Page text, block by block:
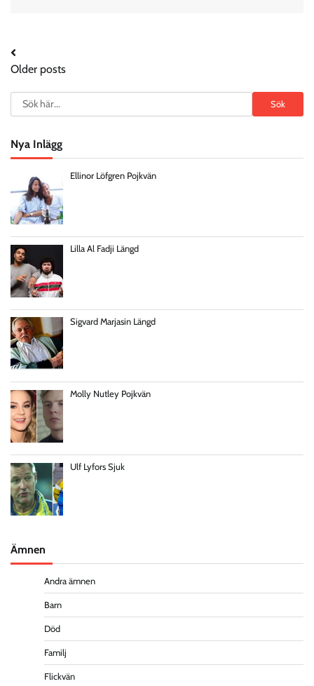
Posts
navigation
Older posts
Search Sök
Nya Inlägg
Ellinor Löfgren Pojkvän
Lilla Al Fadji Längd
Sigvard Marjasin Längd
Molly Nutley Pojkvän
Ulf Lyfors Sjuk
Ämnen
Andra ämnen
Barn
Död
Familj
Flickvän